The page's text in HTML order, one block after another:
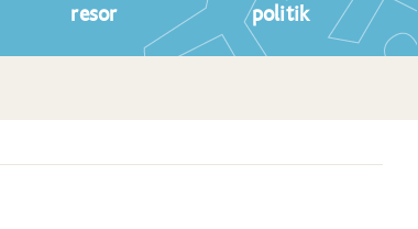
resor
politik